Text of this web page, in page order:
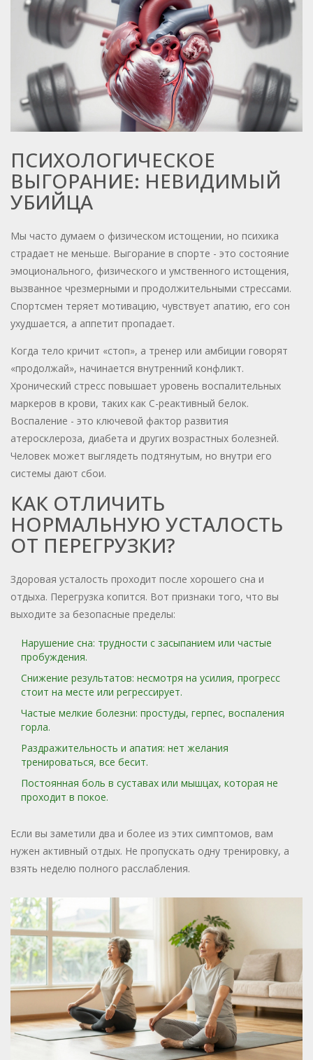
ПСИХОЛОГИЧЕСКОЕ
ВЫГОРАНИЕ: НЕВИДИМЫЙ
УБИЙЦА
Мы часто думаем о физическом истощении, но психика
страдает не меньше. Выгорание в спорте - это состояние
эмоционального, физического и умственного истощения,
вызванное чрезмерными и продолжительными стрессами.
Спортсмен теряет мотивацию, чувствует апатию, его сон
ухудшается, а аппетит пропадает.
Когда тело кричит «стоп», а тренер или амбиции говорят
«продолжай», начинается внутренний конфликт.
Хронический стресс повышает уровень воспалительных
маркеров в крови, таких как С-реактивный белок.
Воспаление - это ключевой фактор развития
атеросклероза, диабета и других возрастных болезней.
Человек может выглядеть подтянутым, но внутри его
системы дают сбои.
КАК ОТЛИЧИТЬ
НОРМАЛЬНУЮ УСТАЛОСТЬ
ОТ ПЕРЕГРУЗКИ?
Здоровая усталость проходит после хорошего сна и
отдыха. Перегрузка копится. Вот признаки того, что вы
выходите за безопасные пределы:
Нарушение сна: трудности с засыпанием или частые
пробуждения.
Снижение результатов: несмотря на усилия, прогресс
стоит на месте или регрессирует.
Частые мелкие болезни: простуды, герпес, воспаления
горла.
Раздражительность и апатия: нет желания
тренироваться, все бесит.
Постоянная боль в суставах или мышцах, которая не
проходит в покое.
Если вы заметили два и более из этих симптомов, вам
нужен активный отдых. Не пропускать одну тренировку, а
взять неделю полного расслабления.